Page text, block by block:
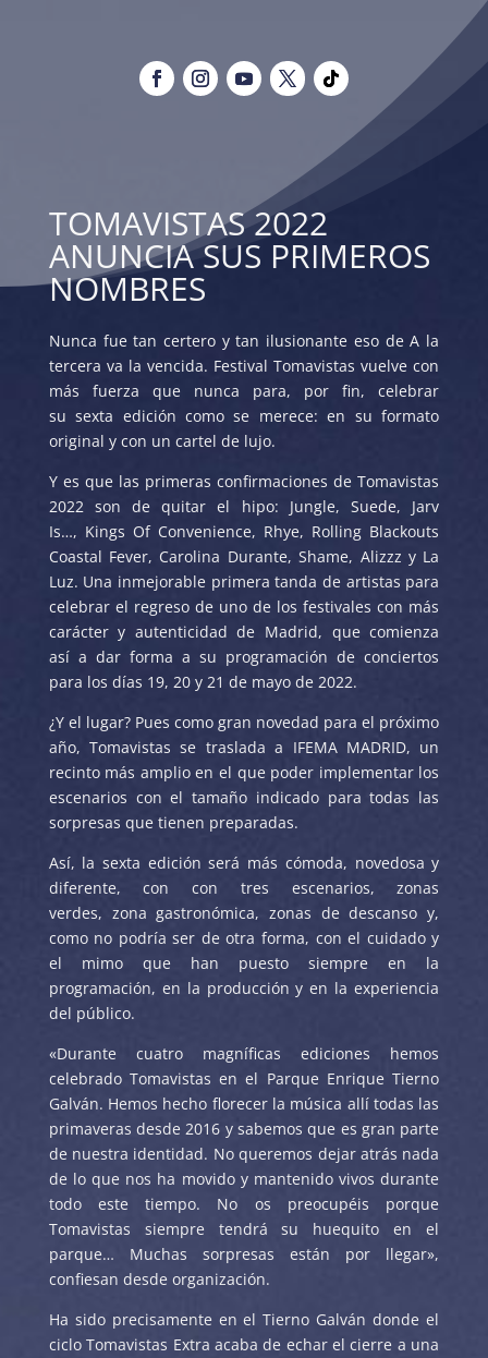
TOMAVISTAS 2022
ANUNCIA SUS PRIMEROS
NOMBRES
Nunca fue tan certero y tan ilusionante eso de A la
tercera va la vencida. Festival Tomavistas vuelve con
más fuerza que nunca para, por fin, celebrar
su sexta edición como se merece: en su formato
original y con un cartel de lujo.
Y es que las primeras confirmaciones de Tomavistas
2022 son de quitar el hipo: Jungle, Suede, Jarv
Is…, Kings Of Convenience, Rhye, Rolling Blackouts
Coastal Fever, Carolina Durante, Shame, Alizzz y La
Luz. Una inmejorable primera tanda de artistas para
celebrar el regreso de uno de los festivales con más
carácter y autenticidad de Madrid, que comienza
así a dar forma a su programación de conciertos
para los días 19, 20 y 21 de mayo de 2022.
¿Y el lugar? Pues como gran novedad para el próximo
año, Tomavistas se traslada a IFEMA MADRID, un
recinto más amplio en el que poder implementar los
escenarios con el tamaño indicado para todas las
sorpresas que tienen preparadas.
Así, la sexta edición será más cómoda, novedosa y
diferente, con con tres escenarios, zonas
verdes, zona gastronómica, zonas de descanso y,
como no podría ser de otra forma, con el cuidado y
el mimo que han puesto siempre en la
programación, en la producción y en la experiencia
del público.
«Durante cuatro magníficas ediciones hemos
celebrado Tomavistas en el Parque Enrique Tierno
Galván. Hemos hecho florecer la música allí todas las
primaveras desde 2016 y sabemos que es gran parte
de nuestra identidad. No queremos dejar atrás nada
de lo que nos ha movido y mantenido vivos durante
todo este tiempo. No os preocupéis porque
Tomavistas siempre tendrá su huequito en el
parque… Muchas sorpresas están por llegar»,
confiesan desde organización.
Ha sido precisamente en el Tierno Galván donde el
ciclo Tomavistas Extra acaba de echar el cierre a una